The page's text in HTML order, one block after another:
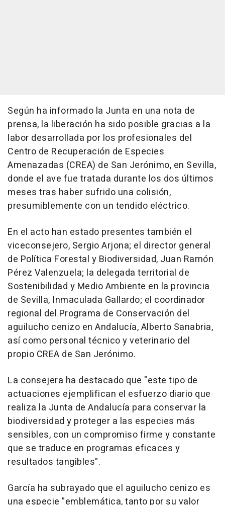
Según ha informado la Junta en una nota de
prensa, la liberación ha sido posible gracias a la
labor desarrollada por los profesionales del
Centro de Recuperación de Especies
Amenazadas (CREA) de San Jerónimo, en Sevilla,
donde el ave fue tratada durante los dos últimos
meses tras haber sufrido una colisión,
presumiblemente con un tendido eléctrico.
En el acto han estado presentes también el
viceconsejero, Sergio Arjona; el director general
de Política Forestal y Biodiversidad, Juan Ramón
Pérez Valenzuela; la delegada territorial de
Sostenibilidad y Medio Ambiente en la provincia
de Sevilla, Inmaculada Gallardo; el coordinador
regional del Programa de Conservación del
aguilucho cenizo en Andalucía, Alberto Sanabria,
así como personal técnico y veterinario del
propio CREA de San Jerónimo.
La consejera ha destacado que "este tipo de
actuaciones ejemplifican el esfuerzo diario que
realiza la Junta de Andalucía para conservar la
biodiversidad y proteger a las especies más
sensibles, con un compromiso firme y constante
que se traduce en programas eficaces y
resultados tangibles".
García ha subrayado que el aguilucho cenizo es
una especie "emblemática, tanto por su valor